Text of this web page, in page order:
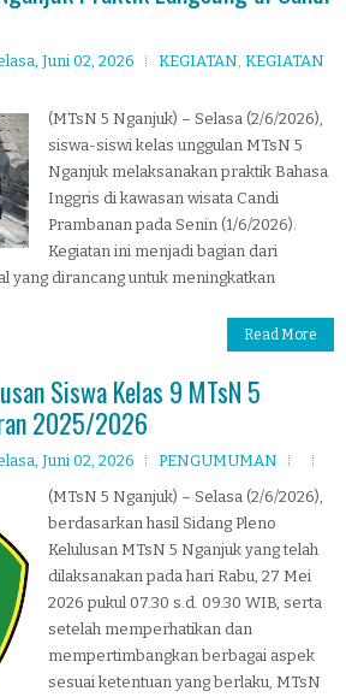
Juni 02, 2026 KEGIATAN KEGIATAN
(MTsN 5 Nganjuk) – Selasa (2/6/2026),
siswa-siswi kelas unggulan MTsN 5
Nganjuk melaksanakan praktik Bahasa
Inggris di kawasan wisata Candi
Prambanan pada Senin (1/6/2026).
Kegiatan ini menjadi bagian dari
yang dirancang untuk meningkatkan
Read More
Siswa Kelas 9 MTsN 5
2025/2026
Juni 02, 2026
PENGUMUMAN
(MTsN 5 Nganjuk) – Selasa (2/6/2026),
berdasarkan hasil Sidang Pleno
Kelulusan MTsN 5 Nganjuk yang telah
dilaksanakan pada hari Rabu, 27 Mei
2026 pukul 07.30 s.d. 09.30 WIB, serta
setelah memperhatikan dan
mempertimbangkan berbagai aspek
sesuai ketentuan yang berlaku, MTsN